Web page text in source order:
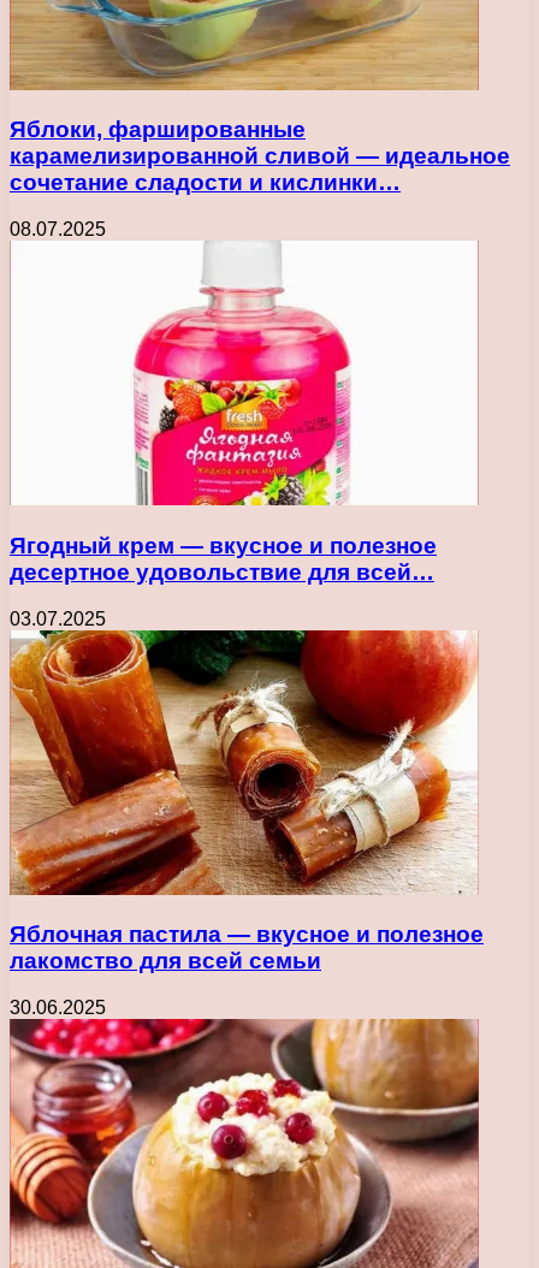
Яблоки, фаршированные
карамелизированной сливой — идеальное
сочетание сладости и кислинки…
08.07.2025
Ягодный крем — вкусное и полезное
десертное удовольствие для всей…
03.07.2025
Яблочная пастила — вкусное и полезное
лакомство для всей семьи
30.06.2025